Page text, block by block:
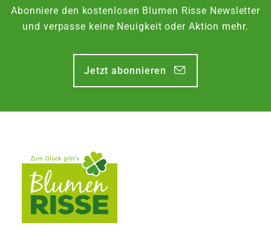
Abonniere den kostenlosen Blumen Risse Newsletter
und verpasse keine Neuigkeit oder Aktion mehr.
Jetzt abonnieren